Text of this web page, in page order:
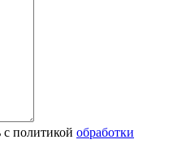
политикой обработки